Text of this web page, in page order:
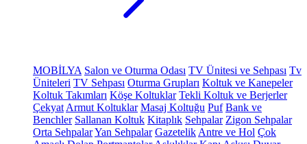
MOBİLYA Salon ve Oturma Odası TV Ünitesi ve Sehpası Tv
Üniteleri TV Sehpası Oturma Grupları Koltuk ve Kanepeler
Koltuk Takımları Köşe Koltuklar Tekli Koltuk ve Berjerler
Çekyat Armut Koltuklar Masaj Koltuğu Puf Bank ve
Benchler Sallanan Koltuk Kitaplık Sehpalar Zigon Sehpalar
Orta SehpalarYan Sehpalar Gazetelik Antre ve Hol Çok